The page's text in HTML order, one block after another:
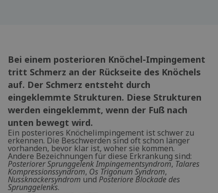
Bei einem posterioren Knöchel-Impingement
tritt Schmerz an der Rückseite des Knöchels
auf. Der Schmerz entsteht durch
eingeklemmte Strukturen. Diese Strukturen
werden eingeklemmt, wenn der Fuß nach
unten bewegt wird.
Ein posteriores Knöchelimpingement ist schwer zu
erkennen. Die Beschwerden sind oft schon länger
vorhanden, bevor klar ist, woher sie kommen.
Andere Bezeichnungen für diese Erkrankung sind:
Posteriorer Sprunggelenk Impingementsyndrom, Talares
Kompressionssyndrom, Os Trigonum Syndrom,
Nussknackersyndrom und Posteriore Blockade des
Sprunggelenks.